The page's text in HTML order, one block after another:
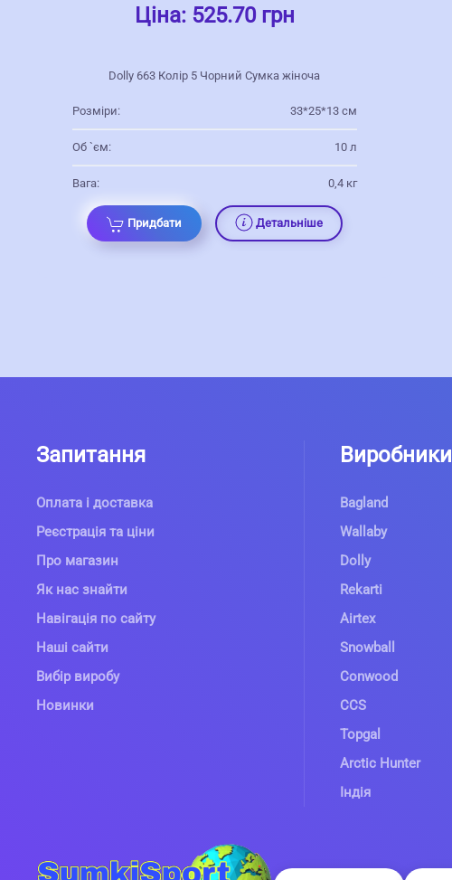
Ціна: 525.70 грн
Dolly 663 Колір 5 Чорний Сумка жіноча
Розміри: 33*25*13 см
Об `єм: 10 л
Вага: 0,4 кг
Придбати Детальніше
Запитання
Оплата і доставка
Реєстрація та ціни
Про магазин
Як нас знайти
Навігація по сайту
Наші сайти
Вибір виробу
Новинки
Виробники
Bagland
Wallaby
Dolly
Rekarti
Airtex
Snowball
Conwood
CCS
Topgal
Arctic Hunter
Індія